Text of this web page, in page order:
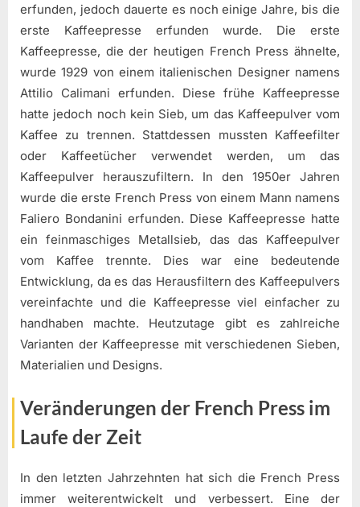
erfunden, jedoch dauerte es noch einige Jahre, bis die
erste Kaffeepresse erfunden wurde. Die erste
Kaffeepresse, die der heutigen French Press ähnelte,
wurde 1929 von einem italienischen Designer namens
Attilio Calimani erfunden. Diese frühe Kaffeepresse
hatte jedoch noch kein Sieb, um das Kaffeepulver vom
Kaffee zu trennen. Stattdessen mussten Kaffeefilter
oder Kaffeetücher verwendet werden, um das
Kaffeepulver herauszufiltern. In den 1950er Jahren
wurde die erste French Press von einem Mann namens
Faliero Bondanini erfunden. Diese Kaffeepresse hatte
ein feinmaschiges Metallsieb, das das Kaffeepulver
vom Kaffee trennte. Dies war eine bedeutende
Entwicklung, da es das Herausfiltern des Kaffeepulvers
vereinfachte und die Kaffeepresse viel einfacher zu
handhaben machte. Heutzutage gibt es zahlreiche
Varianten der Kaffeepresse mit verschiedenen Sieben,
Materialien und Designs.
Veränderungen der French Press im
Laufe der Zeit
In den letzten Jahrzehnten hat sich die French Press
immer weiterentwickelt und verbessert. Eine der